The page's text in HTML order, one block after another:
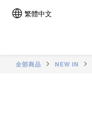
繁體中文
全部商品 NEW IN